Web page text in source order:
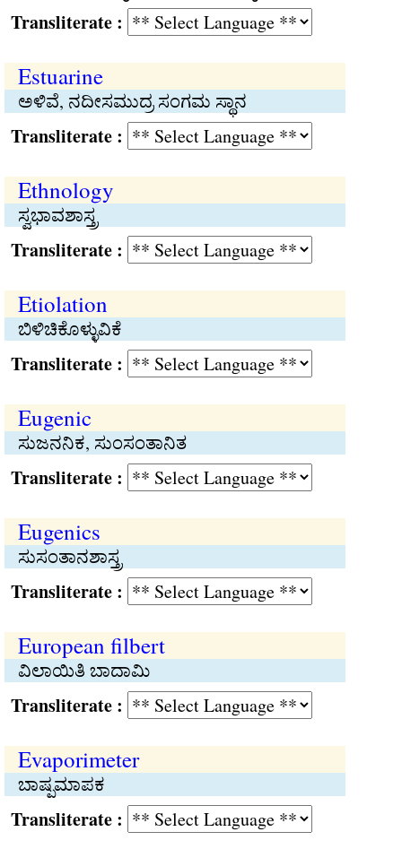
:
Estuarine
ಅಳಿವೆ, ನದೀಸಮುದ್ರ ಸಂಗಮ ಸ್ಥಾನ
:
Ethnology
ಸ್ವಭಾವಶಾಸ್ತ್ರ
:
Etiolation
ಬಿಳಿಚಿಕೊಳ್ಳುವಿಕೆ
:
Eugenic
ಸುಜನನಿಕ, ಸುಂಸಂತಾನಿತ
:
Eugenics
ಸುಸಂತಾನಶಾಸ್ತ್ರ
:
European filbert
ವಿಲಾಯಿತಿ ಬಾದಾಮಿ
:
Evaporimeter
ಬಾಷ್ಪಮಾಪಕ
: